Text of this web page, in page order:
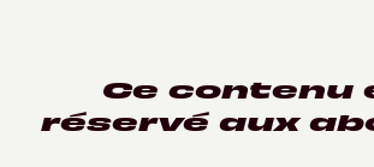
Ce contenu
réservé aux